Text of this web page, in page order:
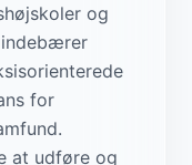
og
indebærer
for
at udføre og